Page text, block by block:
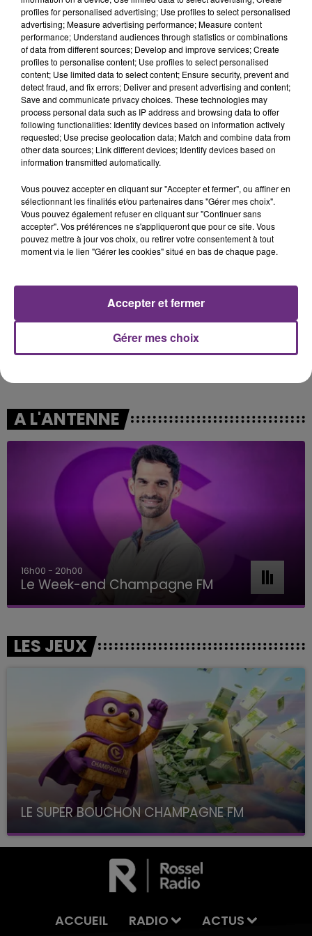
19h06
19h06
Elizabeth Taylor
19h03
19h03
Je M'en Vais
18h59
18h59 18h57
18h57
A L'ANTENNE
16h00 - 20h00
Le Week-end Champagne FM
LES JEUX
LE SUPER BOUCHON CHAMPAGNE FM
avec La Famille Champagne FM, à 8H10
ACCUEIL RADIO ACTUS
profiles for personalised advertising; Use profiles to select personalised
advertising; Measure advertising performance; Measure content
performance; Understand audiences through statistics or combinations
of data from different sources; Develop and improve services; Create
profiles to personalise content; Use profiles to select personalised
content; Use limited data to select content; Ensure security, prevent and
detect fraud, and fix errors; Deliver and present advertising and content;
Save and communicate privacy choices. These technologies may
process personal data such as IP address and browsing data to offer
following functionalities: Identify devices based on information actively
requested; Use precise geolocation data; Match and combine data from
other data sources; Link different devices; Identify devices based on
information transmitted automatically.
Vous pouvez accepter en cliquant sur "Accepter et fermer", ou affiner en
sélectionnant les finalités et/ou partenaires dans "Gérer mes choix".
Vous pouvez également refuser en cliquant sur "Continuer sans
accepter". Vos préférences ne s'appliqueront que pour ce site. Vous
pouvez mettre à jour vos choix, ou retirer votre consentement à tout
moment via le lien "Gérer les cookies" situé en bas de chaque page.
Gérer mes choix
Accepter et fermer